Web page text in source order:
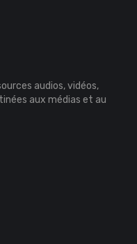
audios, vidéos,
aux médias et au